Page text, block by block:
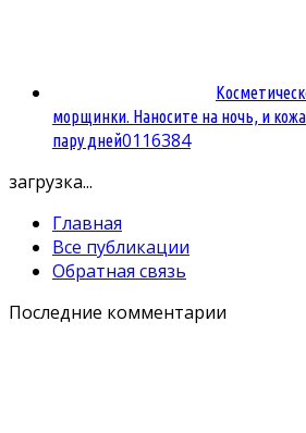
морщинки. Наносите на ночь, и кожа
пару дней0116384
загрузка...
Главная
Все публикации
Обратная связь
Последние комментарии